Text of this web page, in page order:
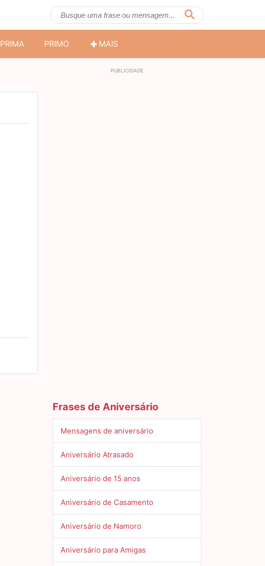
PRIMA PRIMO MAIS
Frases de Aniversário
Mensagens de aniversário
Aniversário Atrasado
Aniversário de 15 anos
Aniversário de Casamento
Aniversário de Namoro
Aniversário para Amigas